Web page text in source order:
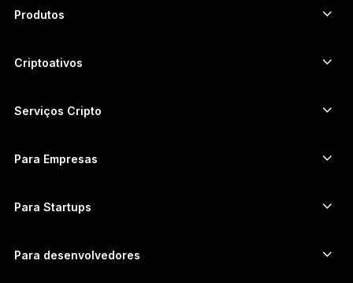
日本語
Produtos
Hardware Wallet
Ledger Stax
Ledger Nano Classics
Pacotes
Todos os produtos
Criptoativos
Carteira de Ethereum
Carteira de Cardano
Carteira de Monero
Ver todos os ativos
Serviços Cripto
Comprar cripto
Trocar cripto
Para Empresas
Para Startups
Para desenvolvedores